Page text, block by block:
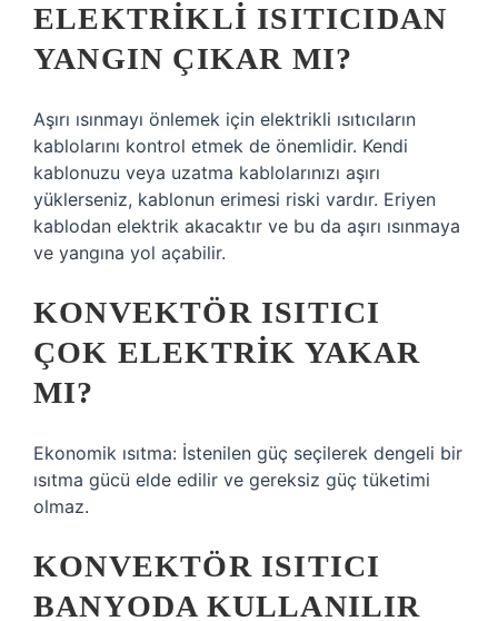
ELEKTRIKLI ISITICIDAN
YANGIN ÇIKAR MI?
Aşırı ısınmayı önlemek için elektrikli ısıtıcıların
kablolarını kontrol etmek de önemlidir. Kendi
kablonuzu veya uzatma kablolarınızı aşırı
yüklerseniz, kablonun erimesi riski vardır. Eriyen
kablodan elektrik akacaktır ve bu da aşırı ısınmaya
ve yangına yol açabilir.
KONVEKTÖR ISITICI
ÇOK ELEKTRIK YAKAR
MI?
Ekonomik ısıtma: İstenilen güç seçilerek dengeli bir
ısıtma gücü elde edilir ve gereksiz güç tüketimi
olmaz.
KONVEKTÖR ISITICI
BANYODA KULLANILIR